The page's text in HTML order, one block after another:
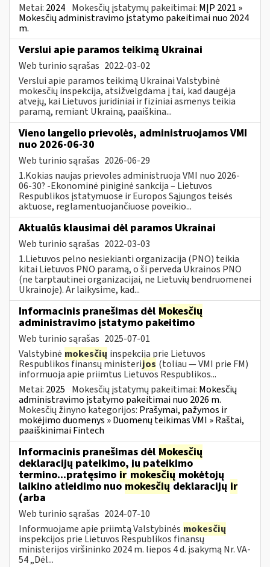
Metai: 2024 Mokesčių įstatymų pakeitimai: MĮP 2021 »
Mokesčių administravimo įstatymo pakeitimai nuo 2024
m.
Verslui apie paramos teikimą Ukrainai
Web turinio sąrašas 2022-03-02
Verslui apie paramos teikimą Ukrainai Valstybinė
mokesčių inspekcija, atsižvelgdama į tai, kad daugėja
atvejų, kai Lietuvos juridiniai ir fiziniai asmenys teikia
paramą, remiant Ukrainą, paaiškina...
Vieno langelio prievolės, administruojamos VMI
nuo 2026-06-30
Web turinio sąrašas 2026-06-29
1.Kokias naujas prievoles administruoja VMI nuo 2026-
06-30? -Ekonominė piniginė sankcija – Lietuvos
Respublikos įstatymuose ir Europos Sąjungos teisės
aktuose, reglamentuojančiuose poveikio...
Aktualūs klausimai dėl paramos Ukrainai
Web turinio sąrašas 2022-03-03
1.Lietuvos pelno nesiekianti organizacija (PNO) teikia
kitai Lietuvos PNO paramą, o ši perveda Ukrainos PNO
(ne tarptautinei organizacijai, ne Lietuvių bendruomenei
Ukrainoje). Ar laikysime, kad...
Informacinis pranešimas dėl Mokesčių
administravimo įstatymo pakeitimo
Web turinio sąrašas 2025-07-01
Valstybinė mokesčių inspekcija prie Lietuvos
Respublikos finansų ministerijos (toliau — VMI prie FM)
informuoja apie priimtus Lietuvos Respublikos...
Metai: 2025 Mokesčių įstatymų pakeitimai: Mokesčių
administravimo įstatymo pakeitimai nuo 2026 m.
Mokesčių žinyno kategorijos: Prašymai, pažymos ir
mokėjimo duomenys » Duomenų teikimas VMI » Raštai,
paaiškinimai Fintech
Informacinis pranešimas dėl Mokesčių
deklaracijų pateikimo, jų pateikimo
termino...pratęsimo ir mokesčių mokėtojų
laikino atleidimo nuomokesčiųdeklaracijų ir
(arba
Web turinio sąrašas 2024-07-10
Informuojame apie priimtą Valstybinės mokesčių
inspekcijos prie Lietuvos Respublikos finansų
ministerijos viršininko 2024 m. liepos 4 d. įsakymą Nr. VA-
54 „Dėl...